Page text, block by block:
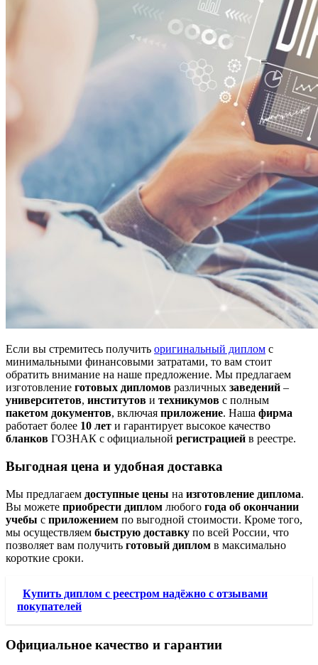
Если вы стремитесь получить оригинальный диплом с
минимальными финансовыми затратами, то вам стоит
обратить внимание на наше предложение. Мы предлагаем
изготовление готовых дипломов различных заведений –
университетов, институтов и техникумов с полным
пакетом документов, включая приложение. Наша фирма
работает более 10 лет и гарантирует высокое качество
бланков ГОЗНАК с официальной регистрацией в реестре.
Выгодная цена и удобная доставка
Мы предлагаем доступные цены на изготовление диплома.
Вы можете приобрести диплом любого года об окончании
учебы с приложением по выгодной стоимости. Кроме того,
мы осуществляем быструю доставку по всей России, что
позволяет вам получить готовый диплом в максимально
короткие сроки.
Купить диплом с реестром надёжно с отзывами
покупателей
Официальное качество и гарантии